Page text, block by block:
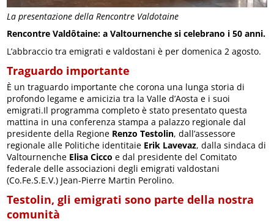
La presentazione della Rencontre Valdotaine
Rencontre Valdôtaine: a Valtournenche si celebrano i 50 anni.
L’abbraccio tra emigrati e valdostani è per domenica 2 agosto.
Traguardo importante
È un traguardo importante che corona una lunga storia di
profondo legame e amicizia tra la Valle d’Aosta e i suoi
emigrati.Il programma completo è stato presentato questa
mattina in una conferenza stampa a palazzo regionale dal
presidente della Regione Renzo Testolin, dall’assessore
regionale alle Politiche identitaie Erik Lavevaz, dalla sindaca di
Valtournenche Elisa Cicco e dal presidente del Comitato
federale delle associazioni degli emigrati valdostani
(Co.Fe.S.E.V.) Jean-Pierre Martin Perolino.
Testolin, gli emigrati sono parte della nostra
comunità